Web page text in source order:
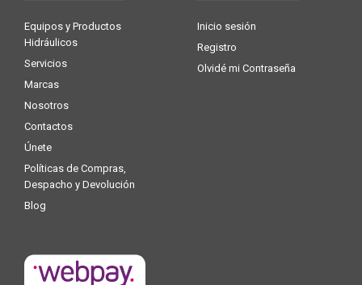
Equipos y Productos
Hidráulicos
Servicios
Marcas
Nosotros
Contactos
Únete
Políticas de Compras,
Despacho y Devolución
Blog
Inicio sesión
Registro
Olvidé mi Contraseña